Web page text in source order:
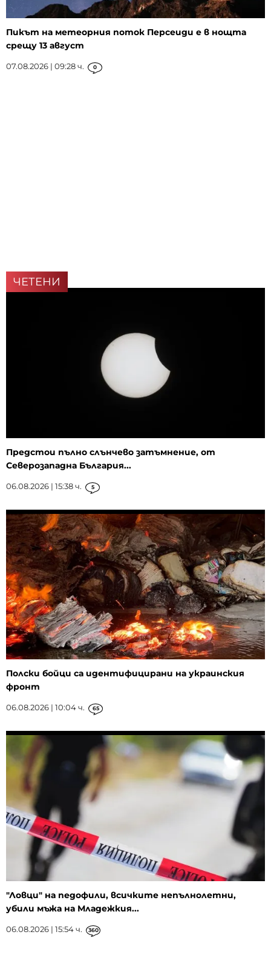
Пикът на метеорния поток Персеиди е в нощта
срещу 13 август
07.08.2026 | 09:28 ч. 0
ЧЕТЕНИ
Предстои пълно слънчево затъмнение, от
Северозападна България...
06.08.2026 | 15:38 ч. 5
Полски бойци са идентифицирани на украинския
фронт
06.08.2026 | 10:04 ч. 65
"Ловци" на педофили, всичките непълнолетни,
убили мъжа на Младежкия...
06.08.2026 | 15:54 ч. 360